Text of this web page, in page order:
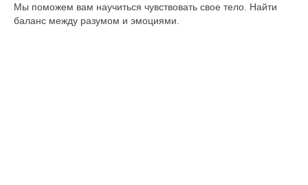
Мы поможем вам научиться чувствовать свое тело. Найти
баланс между разумом и эмоциями.